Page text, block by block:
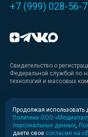
+7 (999) 028-56-
Свидетельство о
Федеральной службой по
технологий и массовых
Медиакит
Медиакит для печати
Продолжая использовать
Политики ООО
персональных данных
даете свое согласие на